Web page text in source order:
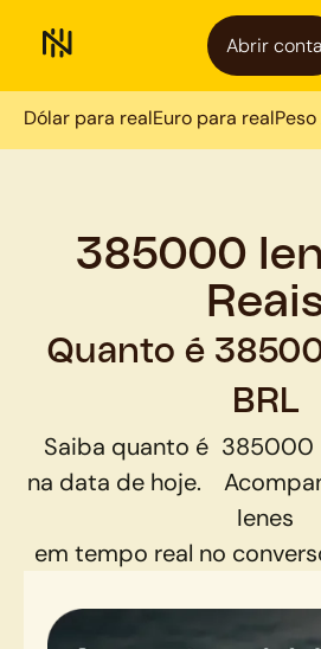
Abrir conta
Dólar para realEuro para real
385000
Quanto é
BRL
Saiba quanto é 385000
na data de hoje.
Ienes
em tempo real no